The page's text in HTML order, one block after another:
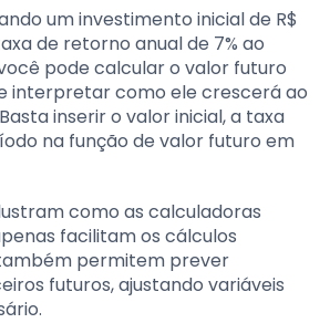
um investimento inicial de R$
de retorno anual de 7% ao
pode calcular o valor futuro
interpretar como ele crescerá ao
inserir o valor inicial, a taxa
na função de valor futuro em
como as calculadoras
facilitam os cálculos
permitem prever
futuros, ajustando variáveis